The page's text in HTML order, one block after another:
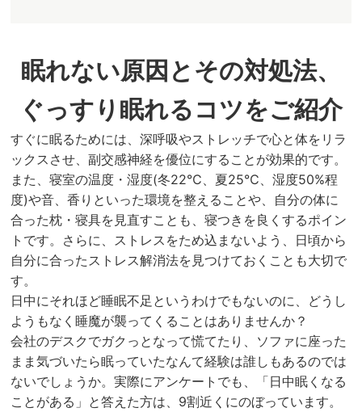
眠れない原因とその対処法、
ぐっすり眠れるコツをご紹介
すぐに眠るためには、深呼吸やストレッチで心と体をリラ
ックスさせ、副交感神経を優位にすることが効果的です。
また、寝室の温度・湿度(冬22℃、夏25℃、湿度50%程
度)や音、香りといった環境を整えることや、自分の体に
合った枕・寝具を見直すことも、寝つきを良くするポイン
トです。さらに、ストレスをため込まないよう、日頃から
自分に合ったストレス解消法を見つけておくことも大切で
す。
日中にそれほど睡眠不足というわけでもないのに、どうし
ようもなく睡魔が襲ってくることはありませんか？
会社のデスクでガクっとなって慌てたり、ソファに座った
まま気づいたら眠っていたなんて経験は誰しもあるのでは
ないでしょうか。実際にアンケートでも、「日中眠くなる
ことがある」と答えた方は、9割近くにのぼっています。